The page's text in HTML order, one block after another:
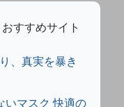
おすすめサイト
、真実を暴き
いマスク 快適の